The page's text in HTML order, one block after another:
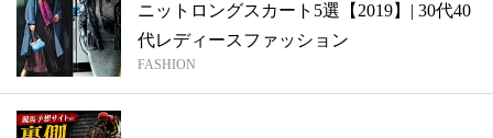
ニットロングスカート5選【2019】| 30代40
代レディースファッション
FASHION